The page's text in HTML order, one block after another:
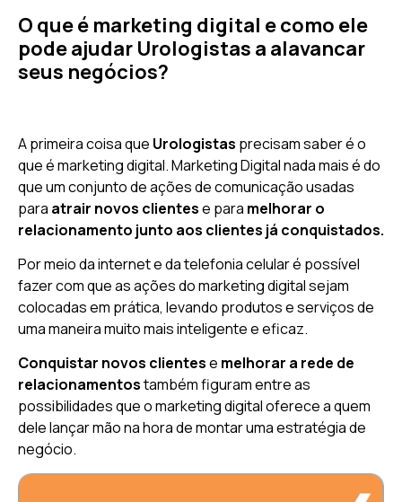
O que é marketing digital e como ele
pode ajudar Urologistas a alavancar
seus negócios?
A primeira coisa que Urologistas precisam saber é o
que é marketing digital. Marketing Digital nada mais é do
que um conjunto de ações de comunicação usadas
para atrair novos clientese para melhorar o
relacionamento junto aos clientes já conquistados.
Por meio da internet e da telefonia celular é possível
fazer com que as ações do marketing digital sejam
colocadas em prática, levando produtos e serviços de
uma maneira muito mais inteligente e eficaz.
Conquistar novos clientese melhorar a rede de
relacionamentostambém figuram entre as
possibilidades que o marketing digital oferece a quem
dele lançar mão na hora de montar uma estratégia de
negócio.